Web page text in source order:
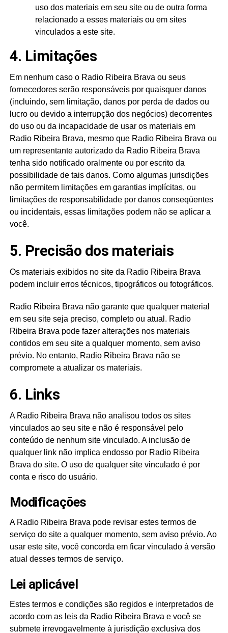
uso dos materiais em seu site ou de outra forma
relacionado a esses materiais ou em sites
vinculados a este site.
4. Limitações
Em nenhum caso o Radio Ribeira Brava ou seus
fornecedores serão responsáveis ​​por quaisquer danos
(incluindo, sem limitação, danos por perda de dados ou
lucro ou devido a interrupção dos negócios) decorrentes
do uso ou da incapacidade de usar os materiais em
Radio Ribeira Brava, mesmo que Radio Ribeira Brava ou
um representante autorizado da Radio Ribeira Brava
tenha sido notificado oralmente ou por escrito da
possibilidade de tais danos. Como algumas jurisdições
não permitem limitações em garantias implícitas, ou
limitações de responsabilidade por danos conseqüentes
ou incidentais, essas limitações podem não se aplicar a
você.
5. Precisão dos materiais
Os materiais exibidos no site da Radio Ribeira Brava
podem incluir erros técnicos, tipográficos ou fotográficos.
Radio Ribeira Brava não garante que qualquer material
em seu site seja preciso, completo ou atual. Radio
Ribeira Brava pode fazer alterações nos materiais
contidos em seu site a qualquer momento, sem aviso
prévio. No entanto, Radio Ribeira Brava não se
compromete a atualizar os materiais.
6. Links
A Radio Ribeira Brava não analisou todos os sites
vinculados ao seu site e não é responsável pelo
conteúdo de nenhum site vinculado. A inclusão de
qualquer link não implica endosso por Radio Ribeira
Brava do site. O uso de qualquer site vinculado é por
conta e risco do usuário.
Modificações
A Radio Ribeira Brava pode revisar estes termos de
serviço do site a qualquer momento, sem aviso prévio. Ao
usar este site, você concorda em ficar vinculado à versão
atual desses termos de serviço.
Lei aplicável
Estes termos e condições são regidos e interpretados de
acordo com as leis da Radio Ribeira Brava e você se
submete irrevogavelmente à jurisdição exclusiva dos